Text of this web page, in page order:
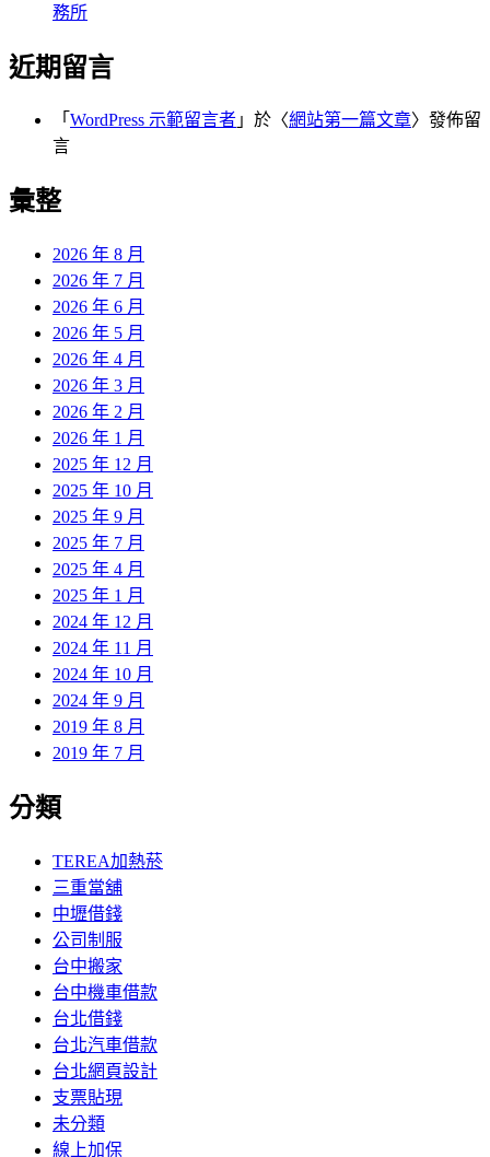
務所
近期留言
「 WordPress 示範留言者 」於〈網站第一篇文章〉發佈留
言
彙整
2026 年 8 月
2026 年 7 月
2026 年 6 月
2026 年 5 月
2026 年 4 月
2026 年 3 月
2026 年 2 月
2026 年 1 月
2025 年 12 月
2025 年 10 月
2025 年 9 月
2025 年 7 月
2025 年 4 月
2025 年 1 月
2024 年 12 月
2024 年 11 月
2024 年 10 月
2024 年 9 月
2019 年 8 月
2019 年 7 月
分類
TEREA加熱菸
三重當舖
中壢借錢
公司制服
台中搬家
台中機車借款
台北借錢
台北汽車借款
台北網頁設計
支票貼現
未分類
線上加保